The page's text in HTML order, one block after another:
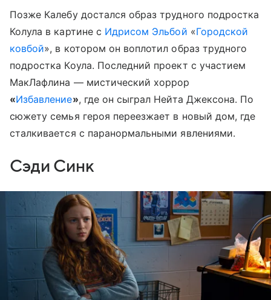
Позже Калебу достался образ трудного подростка
Колула в картине с Идрисом Эльбой «Городской
ковбой», в котором он воплотил образ трудного
подростка Коула. Последний проект с участием
МакЛафлина — мистический хоррор
«Избавление», где он сыграл Нейта Джексона. По
сюжету семья героя переезжает в новый дом, где
сталкивается с паранормальными явлениями.
Сэди Синк